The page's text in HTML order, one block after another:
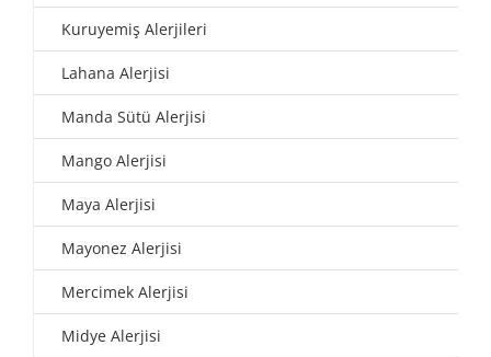
Kuruyemiş Alerjileri
Lahana Alerjisi
Manda Sütü Alerjisi
Mango Alerjisi
Maya Alerjisi
Mayonez Alerjisi
Mercimek Alerjisi
Midye Alerjisi